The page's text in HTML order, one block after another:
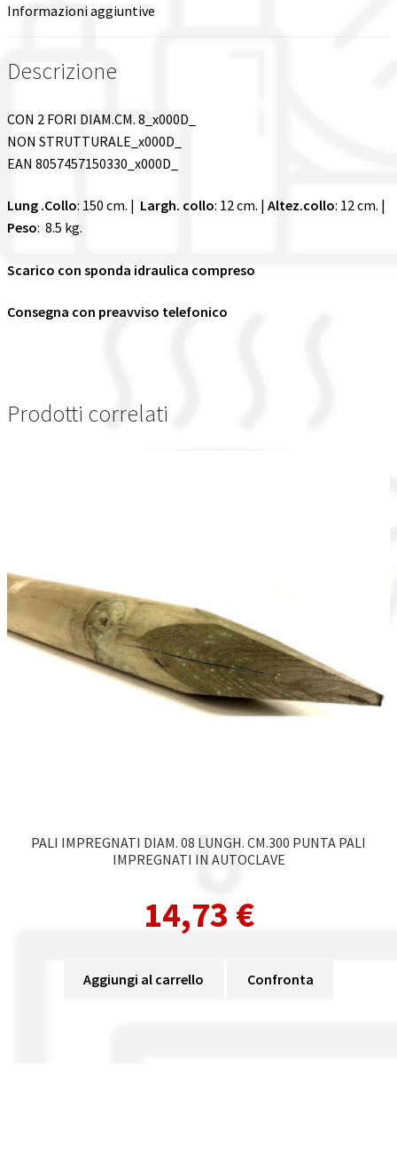
Informazioni aggiuntive
Descrizione
CON 2 FORI DIAM.CM. 8_x000D_
NON STRUTTURALE_x000D_
EAN 8057457150330_x000D_
Lung .Collo: 150 cm. | Largh. collo: 12 cm. | Altez.collo: 12 cm. |
Peso: 8.5 kg.
Scarico con sponda idraulica compreso
Consegna con preavviso telefonico
Prodotti correlati
PALI IMPREGNATI DIAM. 08 LUNGH. CM.300 PUNTA PALI
IMPREGNATI IN AUTOCLAVE
14,73 €
Aggiungi al carrello Confronta